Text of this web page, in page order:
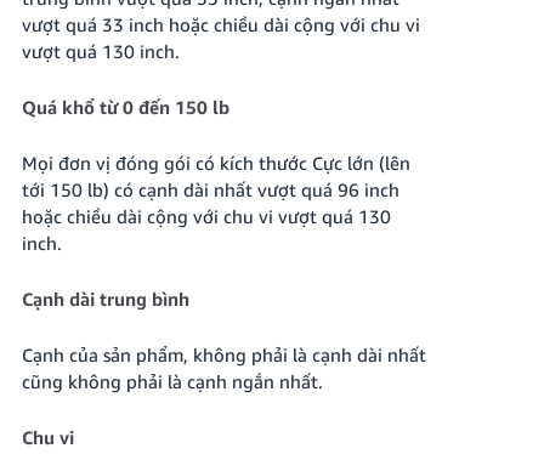
vượt quá 33 inch hoặc chiều dài cộng với chu vi
vượt quá 130 inch.
Quá khổ từ 0 đến 150 lb
Mọi đơn vị đóng gói có kích thước Cực lớn (lên
tới 150 lb) có cạnh dài nhất vượt quá 96 inch
hoặc chiều dài cộng với chu vi vượt quá 130
inch.
Cạnh dài trung bình
Cạnh của sản phẩm, không phải là cạnh dài nhất
cũng không phải là cạnh ngắn nhất.
Chu vi